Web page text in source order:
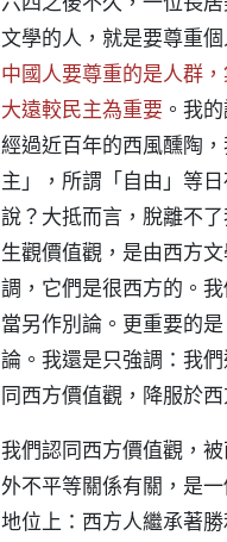
文學的人，就是要尊重
中國人要尊重的是人群
大遠較民主為重要 。我
經過近百年的西風醺陶
主」，所謂「自由」等
說？大抵而言，脫離不
生觀價值觀，是由西方
調，它們是很西方的。
當另作別論。更重要的
論。我還是只強調：我
同西方價值觀，降服於西
我們認同西方價值觀，
外不平等關係有關，是
地位上：西方人繼承著